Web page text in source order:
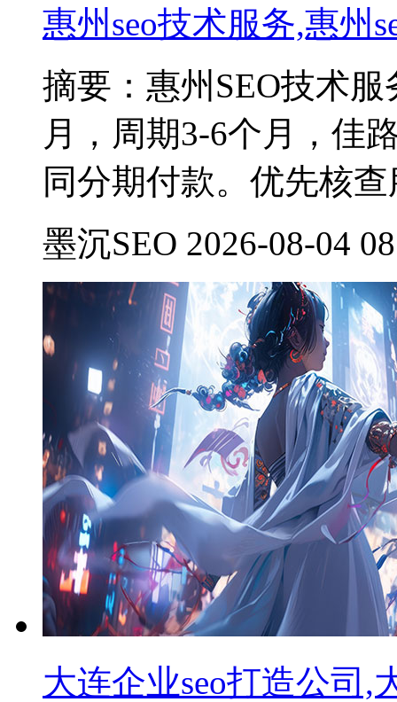
惠州seo技术服务,惠州
摘要：惠州SEO技术
月，周期3-6个月，佳
同分期付款。优先核查
墨沉SEO 2026-08-04
大连企业seo打造公司,